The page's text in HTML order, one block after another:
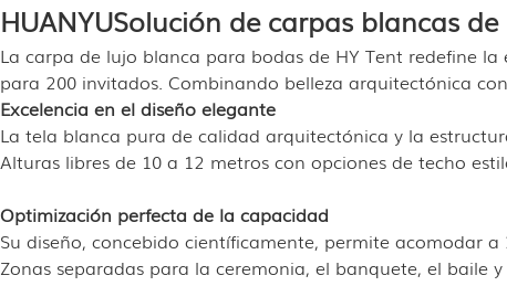
HUANYUSolución de carpas blancas
La carpa de lujo blanca para bodas de HY Tent redefine
para 200 invitados. Combinando belleza arquitectónica
Excelencia en el diseño elegante
La tela blanca pura de calidad arquitectónica y la
Alturas libres de 10 a 12 metros con opciones de techo
Optimización perfecta de la capacidad
Su diseño, concebido científicamente, permite acomodar
Zonas separadas para la ceremonia, el banquete, el baile